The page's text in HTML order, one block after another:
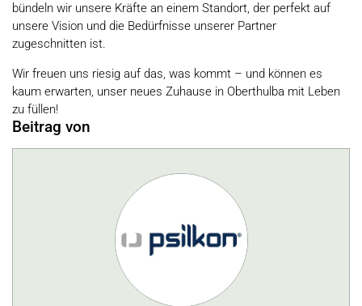
bündeln wir unsere Kräfte an einem Standort, der perfekt auf
unsere Vision und die Bedürfnisse unserer Partner
zugeschnitten ist.
Wir freuen uns riesig auf das, was kommt – und können es
kaum erwarten, unser neues Zuhause in Oberthulba mit Leben
zu füllen!
Beitrag von